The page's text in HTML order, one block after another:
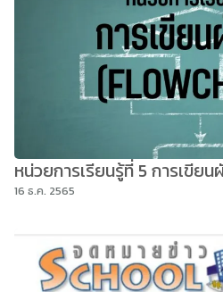
หน่วยการเรียนรู้ที่ 5 การเขีย
16 ธ.ค. 2565